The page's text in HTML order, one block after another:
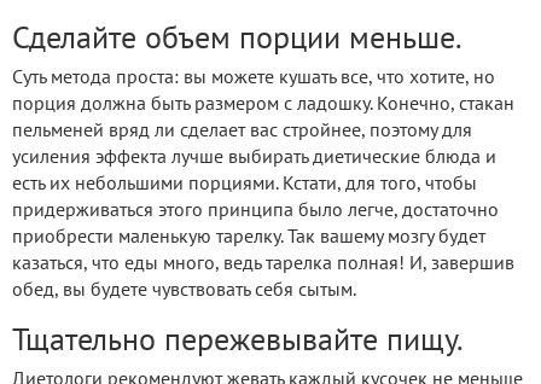
Сделайте объем порции меньше.
Суть метода проста: вы можете кушать все, что хотите, но
порция должна быть размером с ладошку. Конечно, стакан
пельменей вряд ли сделает вас стройнее, поэтому для
усиления эффекта лучше выбирать диетические блюда и
есть их небольшими порциями. Кстати, для того, чтобы
придерживаться этого принципа было легче, достаточно
приобрести маленькую тарелку. Так вашему мозгу будет
казаться, что еды много, ведь тарелка полная! И, завершив
обед, вы будете чувствовать себя сытым.
Тщательно пережевывайте пищу.
Диетологи рекомендуют жевать каждый кусочек не меньше